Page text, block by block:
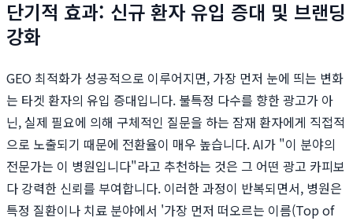
단기적 효과: 신규 환자 유입 증대 및 브랜딩
강화
GEO 최적화가 성공적으로 이루어지면, 가장 먼저 눈에 띄는 변화
는 타겟 환자의 유입 증대입니다. 불특정 다수를 향한 광고가 아
닌, 실제 필요에 의해 구체적인 질문을 하는 잠재 환자에게 직접적
으로 노출되기 때문에 전환율이 매우 높습니다. AI가 "이 분야의
전문가는 이 병원입니다"라고 추천하는 것은 그 어떤 광고 카피보
다 강력한 신뢰를 부여합니다. 이러한 과정이 반복되면서, 병원은
특정 질환이나 치료 분야에서 '가장 먼저 떠오르는 이름(Top of